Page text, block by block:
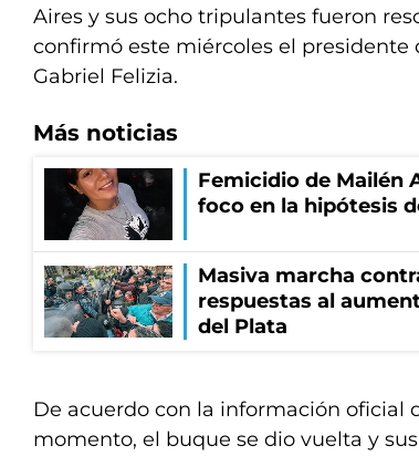
Aires y sus ocho tripulantes fueron
confirmó este miércoles el presidente
Gabriel Felizia.
Más noticias
Femicidio de Mailén
foco en la hipótesis
Masiva marcha
respuestas al
del Plata
De acuerdo con la información oficial
momento, el buque se dio vuelta y